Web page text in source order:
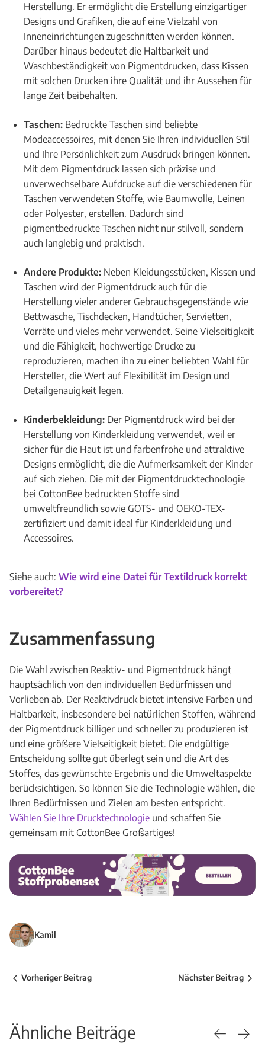
Herstellung. Er ermöglicht die Erstellung einzigartiger
Designs und Grafiken, die auf eine Vielzahl von
Inneneinrichtungen zugeschnitten werden können.
Darüber hinaus bedeutet die Haltbarkeit und
Waschbeständigkeit von Pigmentdrucken, dass Kissen
mit solchen Drucken ihre Qualität und ihr Aussehen für
lange Zeit beibehalten.
Taschen: Bedruckte Taschen sind beliebte
Modeaccessoires, mit denen Sie Ihren individuellen Stil
und Ihre Persönlichkeit zum Ausdruck bringen können.
Mit dem Pigmentdruck lassen sich präzise und
unverwechselbare Aufdrucke auf die verschiedenen für
Taschen verwendeten Stoffe, wie Baumwolle, Leinen
oder Polyester, erstellen. Dadurch sind
pigmentbedruckte Taschen nicht nur stilvoll, sondern
auch langlebig und praktisch.
Andere Produkte: Neben Kleidungsstücken, Kissen und
Taschen wird der Pigmentdruck auch für die
Herstellung vieler anderer Gebrauchsgegenstände wie
Bettwäsche, Tischdecken, Handtücher, Servietten,
Vorräte und vieles mehr verwendet. Seine Vielseitigkeit
und die Fähigkeit, hochwertige Drucke zu
reproduzieren, machen ihn zu einer beliebten Wahl für
Hersteller, die Wert auf Flexibilität im Design und
Detailgenauigkeit legen.
Kinderbekleidung: Der Pigmentdruck wird bei der
Herstellung von Kinderkleidung verwendet, weil er
sicher für die Haut ist und farbenfrohe und attraktive
Designs ermöglicht, die die Aufmerksamkeit der Kinder
auf sich ziehen. Die mit der Pigmentdrucktechnologie
bei CottonBee bedruckten Stoffe sind
umweltfreundlich sowie GOTS- und OEKO-TEX-
zertifiziert und damit ideal für Kinderkleidung und
Accessoires.
Siehe auch: Wie wird eine Datei für Textildruck korrekt
vorbereitet?
Zusammenfassung
Die Wahl zwischen Reaktiv- und Pigmentdruck hängt
hauptsächlich von den individuellen Bedürfnissen und
Vorlieben ab. Der Reaktivdruck bietet intensive Farben und
Haltbarkeit, insbesondere bei natürlichen Stoffen, während
der Pigmentdruck billiger und schneller zu produzieren ist
und eine größere Vielseitigkeit bietet. Die endgültige
Entscheidung sollte gut überlegt sein und die Art des
Stoffes, das gewünschte Ergebnis und die Umweltaspekte
berücksichtigen. So können Sie die Technologie wählen, die
Ihren Bedürfnissen und Zielen am besten entspricht.
Wählen Sie Ihre Drucktechnologie und schaffen Sie
gemeinsam mit CottonBee Großartiges!
Kamil
Vorheriger Beitrag Nächster Beitrag
Ähnliche Beiträge